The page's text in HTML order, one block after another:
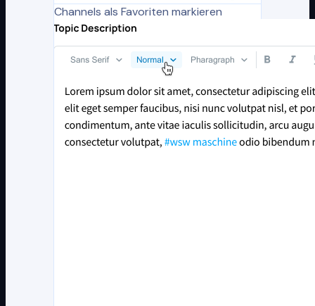
Channels als Favoriten markieren